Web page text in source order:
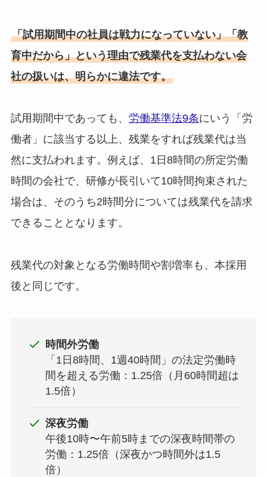
「試用期間中の社員は戦力になっていない」「教
育中だから」という理由で残業代を支払わない会
社の扱いは、明らかに違法です。
試用期間中であっても、 労働基準法9条にいう「労
働者」に該当する以上、残業をすれば残業代は当
然に支払われます。例えば、1日8時間の所定労働
時間の会社で、研修が長引いて10時間拘束された
場合は、そのうち2時間分については残業代を請求
できることとなります。
残業代の対象となる労働時間や割増率も、本採用
後と同じです。
時間外労働
「1日8時間、1週40時間」の法定労働時
間を超える労働：1.25倍（月60時間超は
1.5倍）
深夜労働
午後10時〜午前5時までの深夜時間帯の
労働：1.25倍（深夜かつ時間外は1.5
倍）